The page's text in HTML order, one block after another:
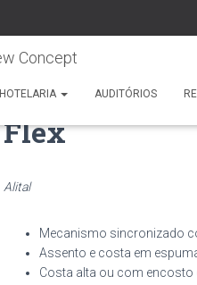
HOTELARIA AUDITÓRIOS
Flex
Alital
Mecanismo sincronizado
Assento e costa em
Costa alta ou com encosto